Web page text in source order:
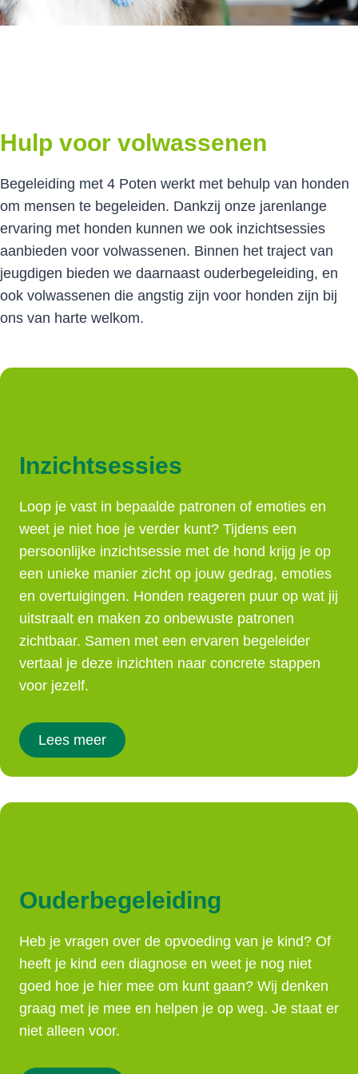
Hulp voor volwassenen
Begeleiding met 4 Poten werkt met behulp van honden
om mensen te begeleiden. Dankzij onze jarenlange
ervaring met honden kunnen we ook inzichtsessies
aanbieden voor volwassenen. Binnen het traject van
jeugdigen bieden we daarnaast ouderbegeleiding, en
ook volwassenen die angstig zijn voor honden zijn bij
ons van harte welkom.
Inzichtsessies
Loop je vast in bepaalde patronen of emoties en
weet je niet hoe je verder kunt? Tijdens een
persoonlijke inzichtsessie met de hond krijg je op
een unieke manier zicht op jouw gedrag, emoties
en overtuigingen. Honden reageren puur op wat jij
uitstraalt en maken zo onbewuste patronen
zichtbaar. Samen met een ervaren begeleider
vertaal je deze inzichten naar concrete stappen
voor jezelf.
Lees meer
Ouderbegeleiding
Heb je vragen over de opvoeding van je kind? Of
heeft je kind een diagnose en weet je nog niet
goed hoe je hier mee om kunt gaan? Wij denken
graag met je mee en helpen je op weg. Je staat er
niet alleen voor.